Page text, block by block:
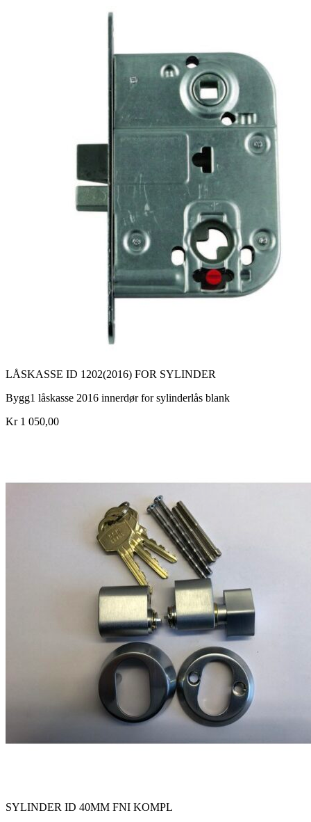
LÅSKASSE ID 1202(2016) FOR SYLINDER
Bygg1 låskasse 2016 innerdør for sylinderlås blank
Kr 1 050,00
SYLINDER ID 40MM FNI KOMPL